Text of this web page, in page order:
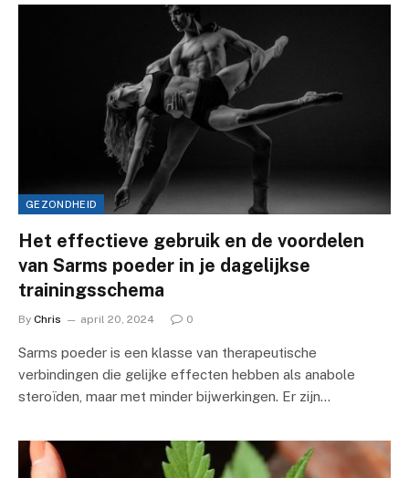
GEZONDHEID
Het effectieve gebruik en de voordelen
van Sarms poeder in je dagelijkse
trainingsschema
By Chris april 20, 2024 0
Sarms poeder is een klasse van therapeutische
verbindingen die gelijke effecten hebben als anabole
steroïden, maar met minder bijwerkingen. Er zijn…